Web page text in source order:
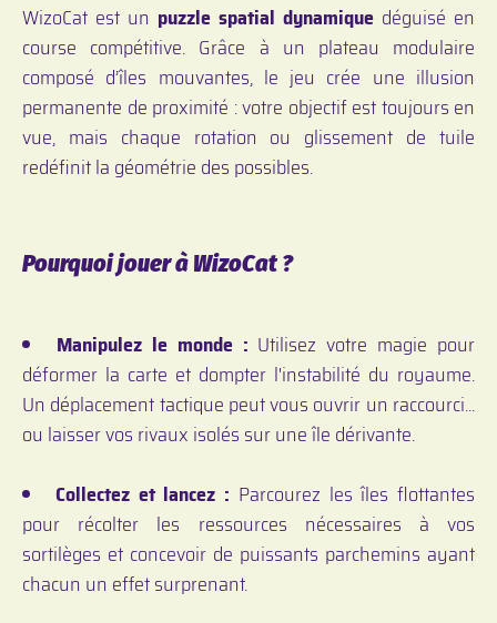
WizoCat est un puzzle spatial dynamique déguisé en
course compétitive. Grâce à un plateau modulaire
composé d’îles mouvantes, le jeu crée une illusion
permanente de proximité : votre objectif est toujours en
vue, mais chaque rotation ou glissement de tuile
redéfinit la géométrie des possibles.
Pourquoi jouer à WizoCat ?
Manipulez le monde : Utilisez votre magie pour
déformer la carte et dompter l'instabilité du royaume.
Un déplacement tactique peut vous ouvrir un raccourci...
ou laisser vos rivaux isolés sur une île dérivante.
Collectez et lancez : Parcourez les îles flottantes
pour récolter les ressources nécessaires à vos
sortilèges et concevoir de puissants parchemins ayant
chacun un effet surprenant.